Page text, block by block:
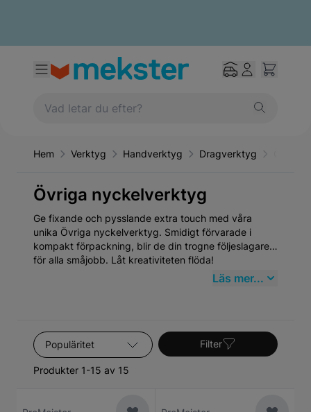
Hem Verktyg Handverktyg Dragverktyg
Övriga nyckelverktyg
Ge fixande och pysslande extra touch med våra
unika Övriga nyckelverktyg. Smidigt förvarade i
kompakt förpackning, blir de din trogne följeslagare
för alla småjobb. Låt kreativiteten flöda!
Läs mer...
Sortera efter
Produkter 1-15 av 15
Filter